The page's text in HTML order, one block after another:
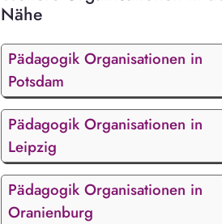
Nähe
Pädagogik Organisationen in
Potsdam
Pädagogik Organisationen in
Leipzig
Pädagogik Organisationen in
Oranienburg